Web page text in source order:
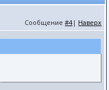
Сообщение#4| Наверх